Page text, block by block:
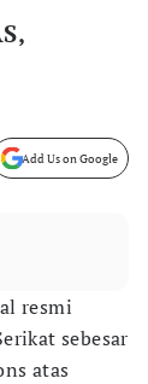
Add Us on Google
resmi
sebesar
atas